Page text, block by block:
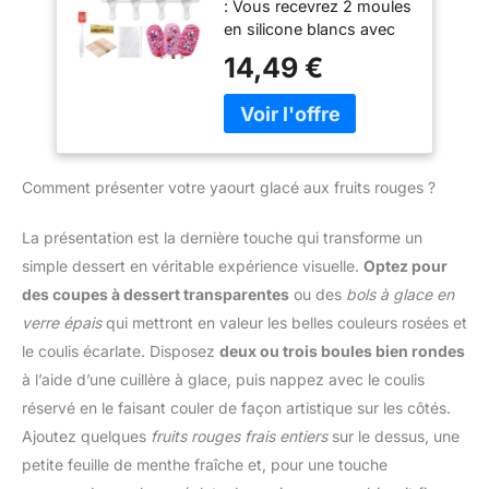
monde, pour contribuer
à la protection de
réduction des déchets
FACILE À NETTOYER :
Pièces amovibles
utilisation quotidienne
DANS LA BOÎTE : Pied
mixeur Moulinex
Turbomix, gobelet de
800 ml
sûre. Le matériau
antiadhésif permet un
démoulage facile de vos
glaces et résiste aux
températures extrêmes
du congélateur. Design
Pratique Avec Couvercle:
Chaque moule à glace
est équipé d'un
odeurs du réfrigérateur
et permettre un
empilement facile. Idéal
comme moule glacon
des glaces pour bébé en
toute hygiène. Polyvalent
Et Créatif: Utilisez cette
sorbetiere manuelle
pour créer des sucettes
Moules à Bâtonnets
Glacés Cake Pop
avec Bâtonnets en
Bois et Sacs Moule
en Silicone pour
Lollipop Dessert
Blanc
: Vous recevrez 2 moules
en silicone blancs avec
desserts ovales. Le set
comprend également
des bâtonnets en bois,
attaches dorées et un
Commencez
immédiatement à réaliser
des Cake Pops sans
avoir à acheter
d'accessoires
supplémentaires Silicone
antiadhésif : Ce moule à
matériau flexible qui
facilite le démoulage des
barres de gâteau. Il suffit
14,49 €
Comment présenter votre yaourt glacé aux fruits rouges ?
La présentation est la dernière touche qui transforme un
simple dessert en véritable expérience visuelle. Optez pour
des coupes à dessert transparentes ou des bols à glace en
verre épaisqui mettront en valeur les belles couleurs rosées et
le coulis écarlate. Disposez deux ou trois boules bien rondes
à l’aide d’une cuillère à glace, puis nappez avec le coulis
réservé en le faisant couler de façon artistique sur les côtés.
Ajoutez quelques fruits rouges frais entierssur le dessus, une
petite feuille de menthe fraîche et, pour une touche